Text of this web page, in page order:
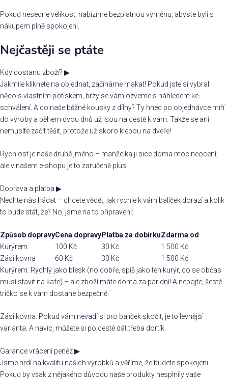
Pokud nesedne velikost, nabízíme bezplatnou výměnu, abyste byli s
nákupem plně spokojeni.
Nejčastěji se ptáte
Kdy dostanu zboží? ▶
Jakmile kliknete na objednat, začínáme makat! Pokud jste si vybrali
něco s vlastním potiskem, brzy se vám ozveme s náhledem ke
schválení. A co naše běžné kousky z dílny? Ty hned po objednávce míří
do výroby a během dvou dnů už jsou na cestě k vám. Takže se ani
nemusíte začít těšit, protože už skoro klepou na dveře!
Rychlost je naše druhé jméno – manželka ji sice doma moc neocení,
ale v našem e-shopu je to zaručeně plus!
Doprava a platba ▶
Nechte nás hádat – chcete vědět, jak rychle k vám balíček dorazí a kolik
to bude stát, že? No, jsme na to připraveni:
Způsob dopravyCena dopravyPlatba za dobírkuZdarma od
Kurýrem
100 Kč 30 Kč
1 500 Kč
Zásilkovna
60 Kč 30 Kč
1 500 Kč
Kurýrem: Rychlý jako blesk (no dobře, spíš jako ten kurýr, co se občas
musí stavit na kafe) – ale zboží máte doma za pár dní! A nebojte, šesté
tričko se k vám dostane bezpečně.
Zásilkovna: Pokud vám nevadí si pro balíček skočit, je to levnější
varianta. A navíc, můžete si po cestě dát třeba dortík.
Garance vrácení peněz▶
Jsme hrdí na kvalitu našich výrobků a věříme, že budete spokojeni.
Pokud by však z nějakého důvodu naše produkty nesplnily vaše